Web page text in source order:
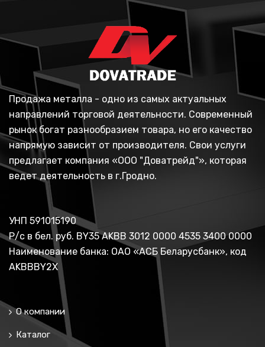
Продажа металла - одно из самых актуальных
направлений торговой деятельности. Современный
рынок богат разнообразием товара, но его качество
напрямую зависит от производителя. Свои услуги
предлагает компания «ООО "Доватрейд"», которая
ведет деятельность в г.Гродно.
УНП 591015190
Р/с в бел. руб. BY35 AKBB 3012 0000 4535 3400 0000
Наименование банка: ОАО «АСБ Беларусбанк», код
AKBBBY2X
О компании
Каталог